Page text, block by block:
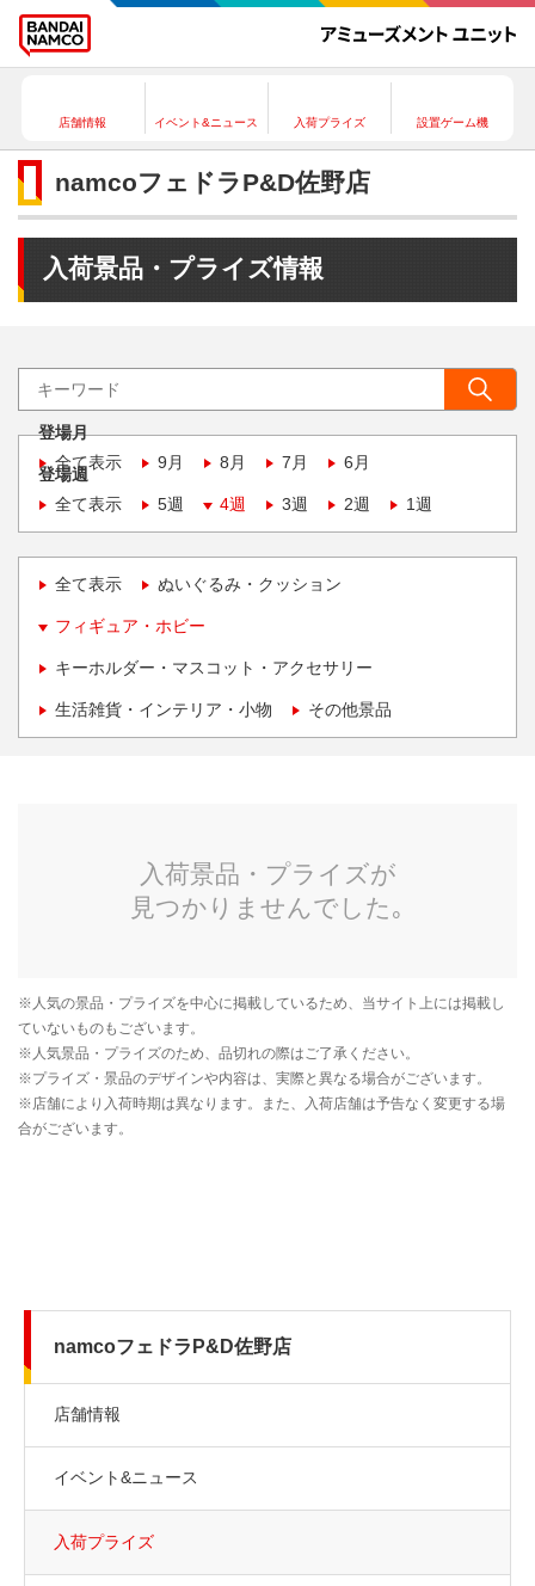
店舗情報 イベント&ニュース 入荷プライズ 設置ゲーム機
namcoフェドラP&D佐野店
入荷景品・プライズ情報
登場月
全て表示
9月 8月 7月 6月
登場週
全て表示
5週 4週 3週 2週 1週
全て表示 ぬいぐるみ・クッション
フィギュア・ホビー
キーホルダー・マスコット・アクセサリー
生活雑貨・インテリア・小物 その他景品
namcoフェドラP&D佐野店
店舗情報
イベント&ニュース
入荷プライズ